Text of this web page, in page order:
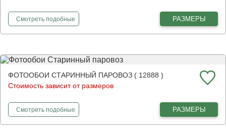
Смотретьфотообои
подобные РАЗМЕРЫ
ФОТООБОИ СТАРИННЫЙ ПАРОВОЗ ( 12888 )
Стоимость зависит от размеров
Смотретьфотообои
подобные РАЗМЕРЫ